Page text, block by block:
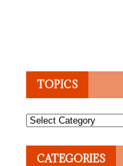
TOPICS
Topics
CATEGORIES